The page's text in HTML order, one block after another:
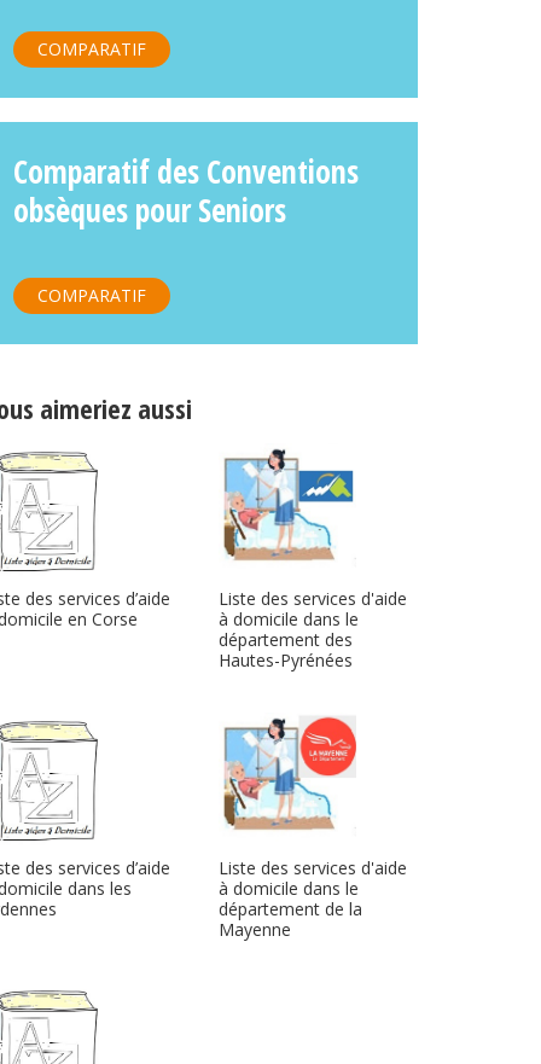
COMPARATIF
Comparatif des Conventions
obsèques pour Seniors
COMPARATIF
aimeriez aussi
des services d’aide
en Corse
Liste des services d'aide
à domicile dans le
département des
Hautes-Pyrénées
des services d’aide
dans les
Liste des services d'aide
à domicile dans le
département de la
Mayenne